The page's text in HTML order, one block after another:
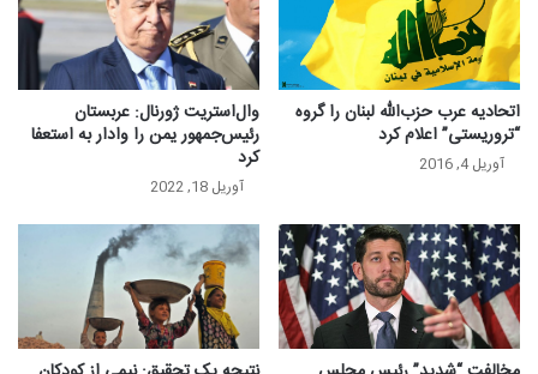
اتحادیه عرب حزب‌الله لبنان را گروه
“تروریستی” اعلام کرد
آوریل 4, 2016
وال‌استریت ژورنال: عربستان
رئیس‌جمهور یمن را وادار به استعفا
کرد
آوریل 18, 2022